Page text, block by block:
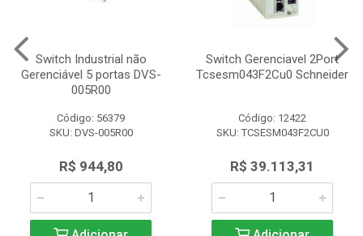
Switch Industrial não
Gerenciável 5 portas DVS-
005R00
Código: 56379
SKU: DVS-005R00
R$ 944,80
Switch Gerenciavel 2Port
Tcsesm043F2Cu0 Schneider
Código: 12422
SKU: TCSESM043F2CU0
R$ 39.113,31